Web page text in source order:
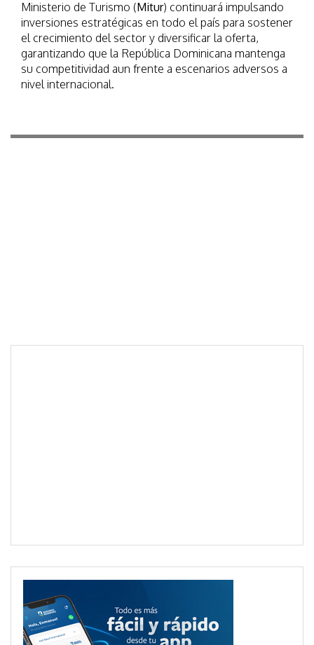
Ministerio de Turismo (Mitur) continuará impulsando
inversiones estratégicas en todo el país para sostener
el crecimiento del sector y diversificar la oferta,
garantizando que la República Dominicana mantenga
su competitividad aun frente a escenarios adversos a
nivel internacional.